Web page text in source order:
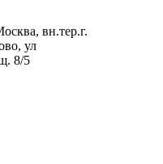
вн.тер.г.
ул
8/5